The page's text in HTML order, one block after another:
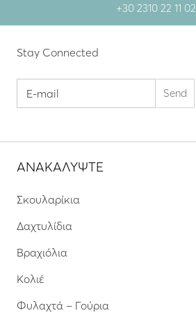
+30 2310 22 11 02
Stay Connected
ΑΝΑΚΑΛΥΨΤΕ
Σκουλαρίκια
Δαχτυλίδια
Βραχιόλια
Κολιέ
Φυλαχτά – Γούρια